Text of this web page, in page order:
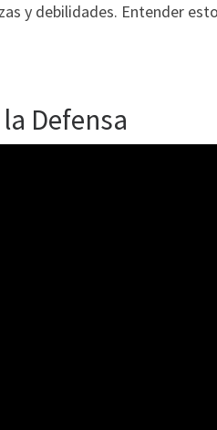
y debilidades. Entender
Defensa